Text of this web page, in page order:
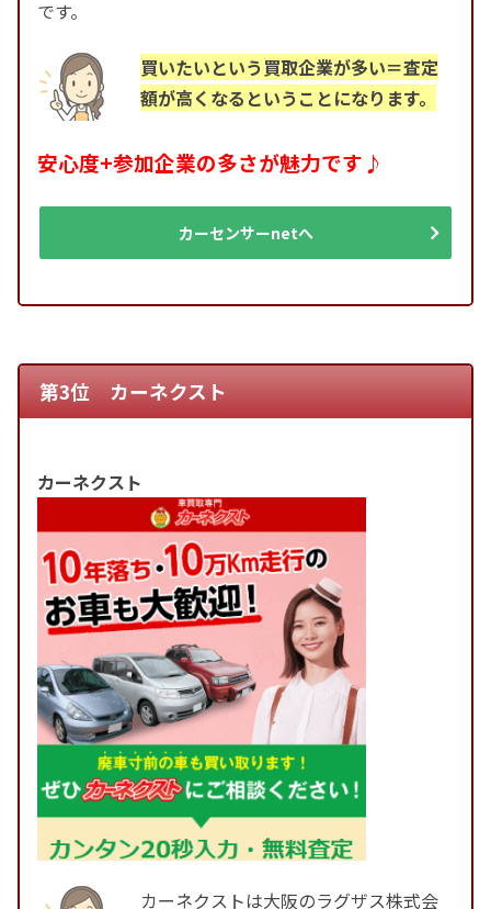
です。
買いたいという買取企業が多い＝査定
額が高くなるということになります。
安心度+参加企業の多さが魅力です♪
カーセンサーnetへ
第3位 カーネクスト
カーネクスト
カーネクストは大阪のラグザス株式会